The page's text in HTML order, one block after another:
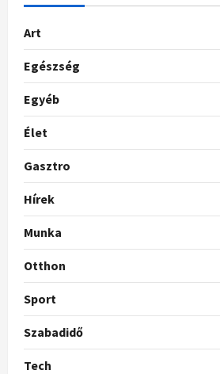
Art
Egészség
Egyéb
Élet
Gasztro
Hírek
Munka
Otthon
Sport
Szabadidő
Tech